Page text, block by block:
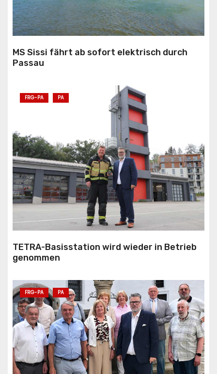
MS Sissi fährt ab sofort elektrisch durch
Passau
FRG-PA PA
TETRA-Basisstation wird wieder in Betrieb
genommen
FRG-PA PA